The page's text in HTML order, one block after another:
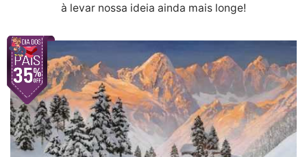
à levar nossa ideia ainda mais longe!